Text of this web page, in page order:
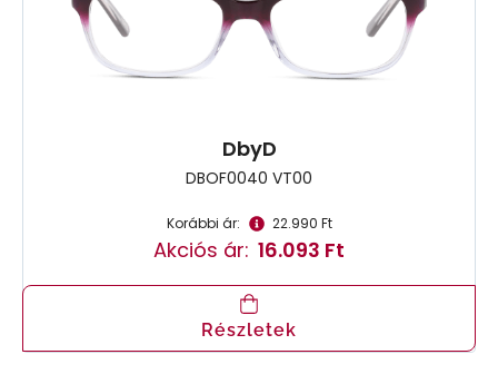
DbyD
DBOF0040 VT00
Korábbi ár: 22.990 Ft
Akciós ár: 16.093 Ft
Részletek